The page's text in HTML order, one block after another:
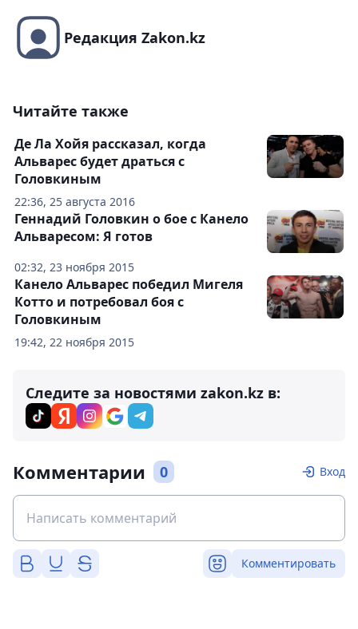
Редакция Zakon.kz
Читайте также
22:36, 25 августа 2016
Де Ла Хойя рассказал, когда
Альварес будет драться с
Головкиным
02:32, 23 ноября 2015
Геннадий Головкин о бое с Канело
Альваресом: Я готов
19:42, 22 ноября 2015
Канело Альварес победил Мигеля
Котто и потребовал боя с
Головкиным
Следите за новостями zakon.kz в:
Комментарии 0 Вход
Комментировать